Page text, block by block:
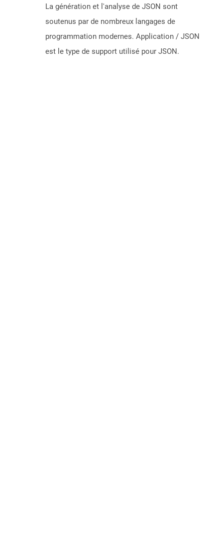
La génération et l'analyse de JSON sont
soutenus par de nombreux langages de
programmation modernes. Application / JSON
est le type de support utilisé pour JSON.